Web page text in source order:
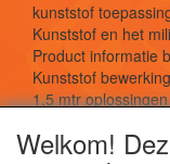
kunststof
Kunststof en het
Product informatie
Kunststof
1,5 mtr oplossingen
Welkom!